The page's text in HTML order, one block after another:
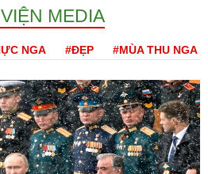
MEDIA
NGA #ĐẸP #MÙA THU NGA